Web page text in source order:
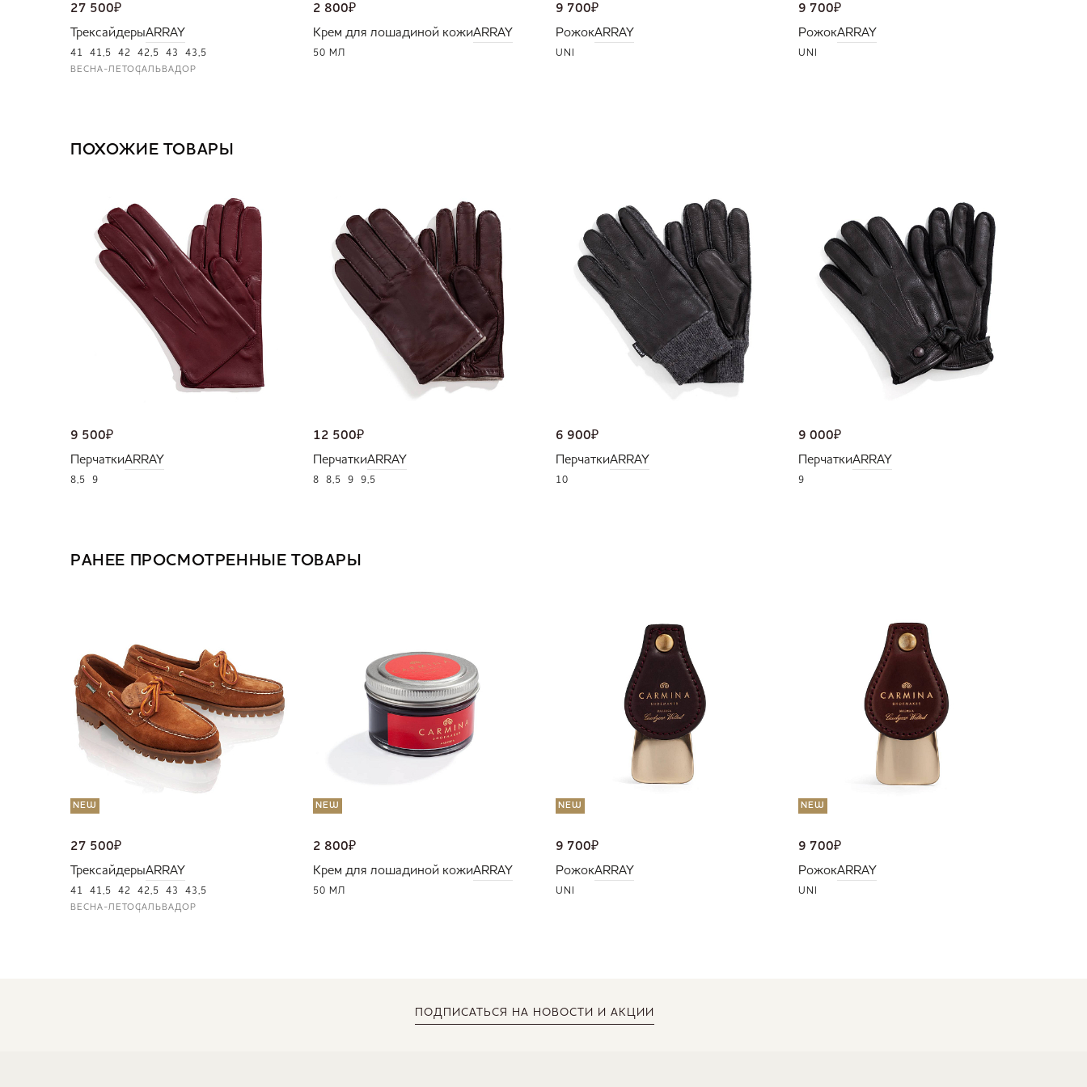
27 500₽
ТрексайдерыARRAY
41 41,5 42 42,5 43 43,5
ВЕСНА-ЛЕТОСАЛЬВАДОР
2 800₽
Крем для лошадиной кожиARRAY
50 МЛ
9 700₽
РожокARRAY
UNI
9 700₽
РожокARRAY
UNI
ПОХОЖИЕ ТОВАРЫ
9 500₽
ПерчаткиARRAY
8,5 9
12 500₽
ПерчаткиARRAY
8 8,5 9 9,5
6 900₽
ПерчаткиARRAY
10
9 000₽
ПерчаткиARRAY
9
РАНЕЕ ПРОСМОТРЕННЫЕ ТОВАРЫ
NEW
27 500₽
ТрексайдерыARRAY
41 41,5 42 42,5 43 43,5
ВЕСНА-ЛЕТОСАЛЬВАДОР
NEW
2 800₽
Крем для лошадиной кожиARRAY
50 МЛ
NEW
9 700₽
РожокARRAY
UNI
NEW
9 700₽
РожокARRAY
UNI
ПОДПИСАТЬСЯ НА НОВОСТИ И АКЦИИ